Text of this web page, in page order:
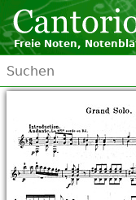
Freie Noten,